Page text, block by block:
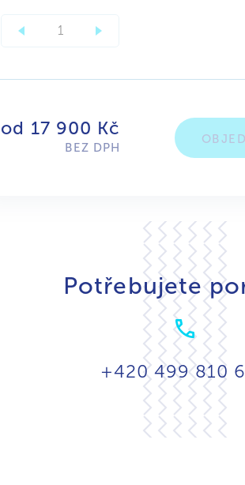
od 17 900 Kč
BEZ DPH
Potřebujete
+420 499 810